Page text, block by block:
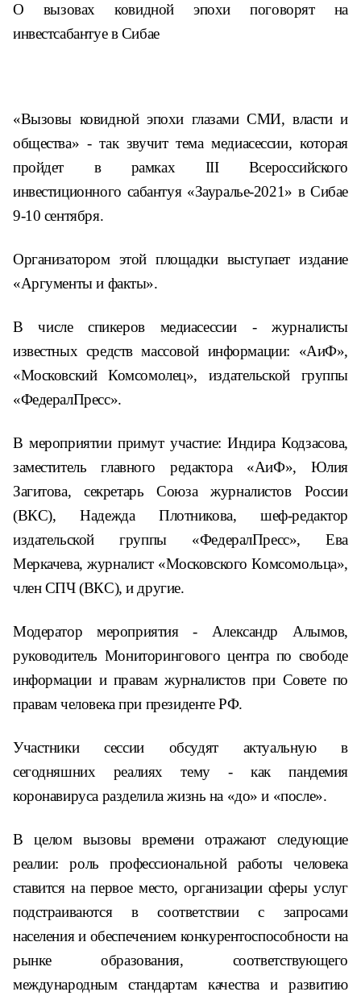
О вызовах ковидной эпохи поговорят на
инвестсабантуе в Сибае
«Вызовы ковидной эпохи глазами СМИ, власти и
общества» - так звучит тема медиасессии, которая
пройдет в рамках III Всероссийского
инвестиционного сабантуя «Зауралье-2021» в Сибае
9-10 сентября.
Организатором этой площадки выступает издание
«Аргументы и факты».
В числе спикеров медиасессии - журналисты
известных средств массовой информации: «АиФ»,
«Московский Комсомолец», издательской группы
«ФедералПресс».
В мероприятии примут участие: Индира Кодзасова,
заместитель главного редактора «АиФ», Юлия
Загитова, секретарь Союза журналистов России
(ВКС), Надежда Плотникова, шеф-редактор
издательской группы «ФедералПресс», Ева
Меркачева, журналист «Московского Комсомольца»,
член СПЧ (ВКС), и другие.
Модератор мероприятия - Александр Алымов,
руководитель Мониторингового центра по свободе
информации и правам журналистов при Совете по
правам человека при президенте РФ.
Участники сессии обсудят актуальную в
сегодняшних реалиях тему - как пандемия
коронавируса разделила жизнь на «до» и «после».
В целом вызовы времени отражают следующие
реалии: роль профессиональной работы человека
ставится на первое место, организации сферы услуг
подстраиваются в соответствии с запросами
населения и обеспечением конкурентоспособности на
рынке образования, соответствующего
международным стандартам качества и развитию